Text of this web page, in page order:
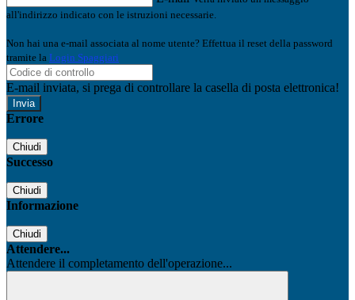
all'indirizzo indicato con le istruzioni necessarie.
Non hai una e-mail associata al nome utente? Effettua il reset della password
tramite la Login Spaggiari
E-mail inviata, si prega di controllare la casella di posta elettronica!
Errore
Chiudi
Successo
Chiudi
Informazione
Chiudi
Attendere...
Attendere il completamento dell'operazione...